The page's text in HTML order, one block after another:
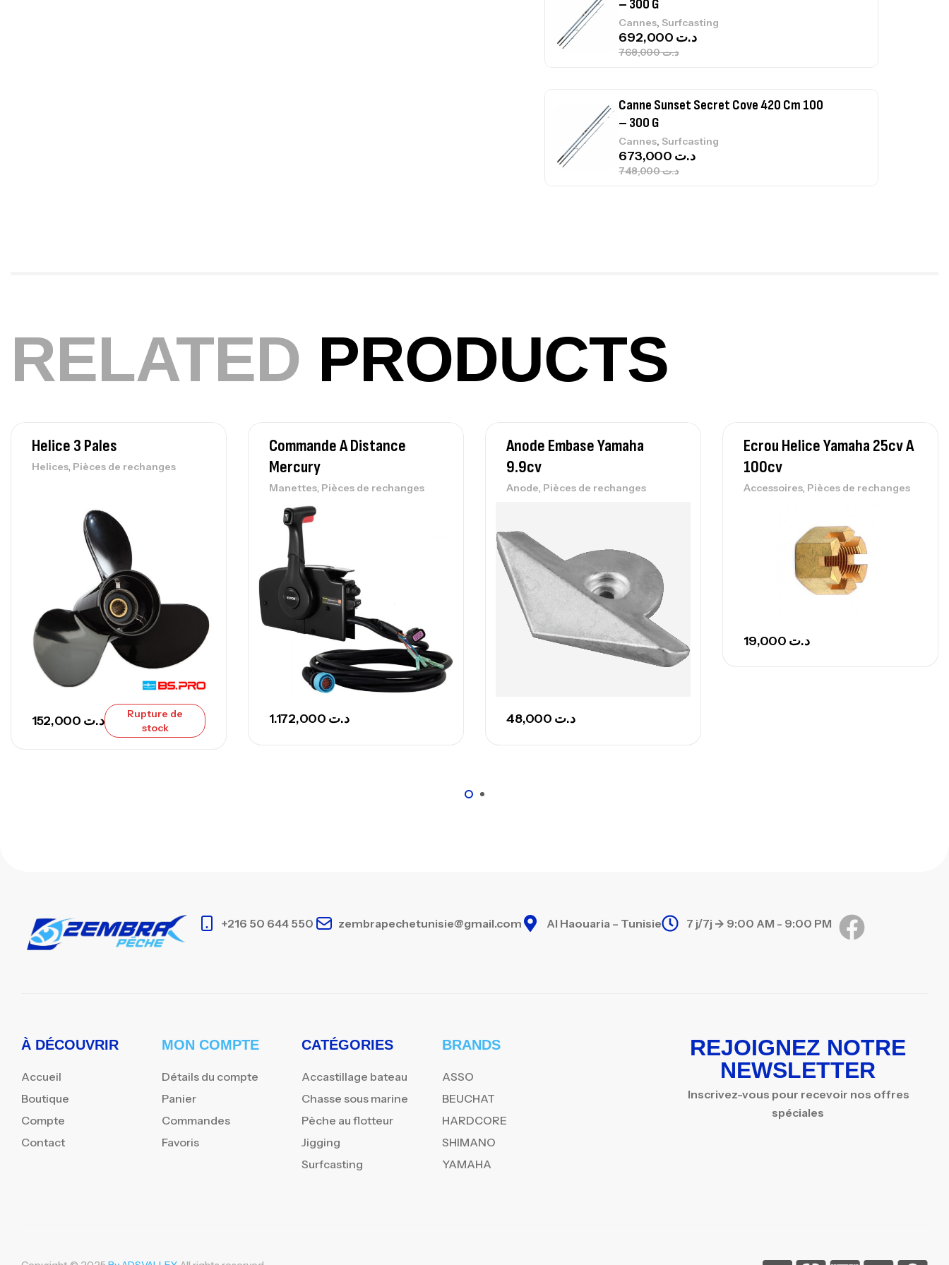
– 300 G
Cannes, Surfcasting
د.ت748,000
د.ت 673,000
Canne Jigging Sunset Massive Attack
1.83m 120/250gr 30kg
Cannes, Jigging
د.ت379,000
د.ت340,000
Volant 3 Branches Inox T26S/35
Accastillage bateau
Canne Sunset Beachstriker Surf Hybrid
Cannes
Canne Sunset Secret Cove 450 Cm 100
– 300 G
Cannes,Surfcasting
د.ت
RELATED PRODUCTS
Helice 3 Pales
Helices, Pièces de rechanges
د.ت
Rupture de
stock
Commande A Distance
Mercury
Manettes, Pièces de rechanges
د.ت
Anode Embase Yamaha
9.9cv
Anode, Pièces de rechanges
د.ت
Ecrou Helice Yamaha 25cv A
100cv
Accessoires, Pièces de rechanges
د.ت
+216 50 644 550 zembrapechetunisie@gmail.com Al Haouaria – Tunisie 7 j/7j -> 9:00 AM - 9:00 PM
À DÉCOUVRIR
Accueil
Boutique
Compte
Contact
MON COMPTE
Détails du compte
Panier
Commandes
Favoris
CATÉGORIES
Accastillage bateau
Chasse sous marine
Pèche au flotteur
Jigging
Surfcasting
BRANDS
ASSO
BEUCHAT
HARDCORE
SHIMANO
YAMAHA
REJOIGNEZ NOTRE
NEWSLETTER
Inscrivez-vous pour recevoir nos offres
spéciales